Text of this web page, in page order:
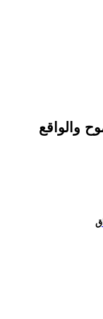
والواقع